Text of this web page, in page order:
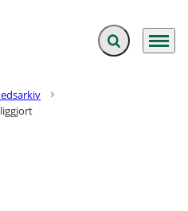
Fold søgefelt ud
Menu